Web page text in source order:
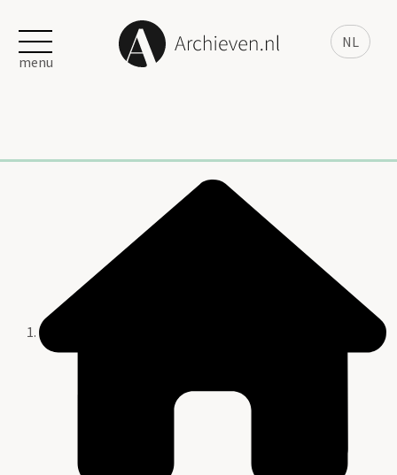
NL
menu